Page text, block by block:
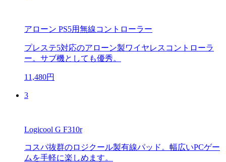
アローン PS5用無線コントローラー
プレステ5対応のアローン製ワイヤレスコントローラ
ー。サブ機としても優秀。
11,480円
3
Logicool G F310r
コスパ抜群のロジクール製有線パッド。幅広いPCゲー
ムを手軽に楽しめます。